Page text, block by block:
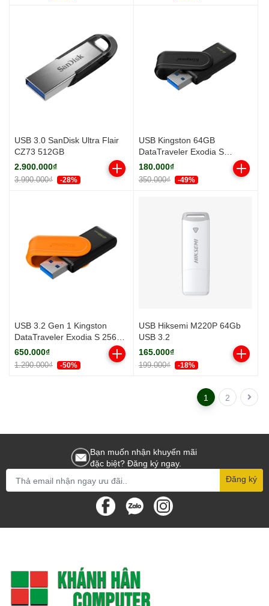
USB 3.0 SanDisk Ultra Flair
CZ73 512GB
2.900.000₫
3.990.000₫ -28%
USB Kingston 64GB
DataTraveler Exodia S
(Black/Black) DTXS/64GB
(USB 3.2)
180.000₫
350.000₫ -49%
USB 3.2 Gen 1 Kingston
DataTraveler Exodia S 256GB
DTXS/256GB
650.000₫
1.290.000₫ -50%
USB Hiksemi M220P 64Gb
USB 3.2
165.000₫
199.000₫ -18%
1 2
Bạn muốn nhận khuyến mãi
đặc biệt? Đăng ký ngay.
Đăng ký